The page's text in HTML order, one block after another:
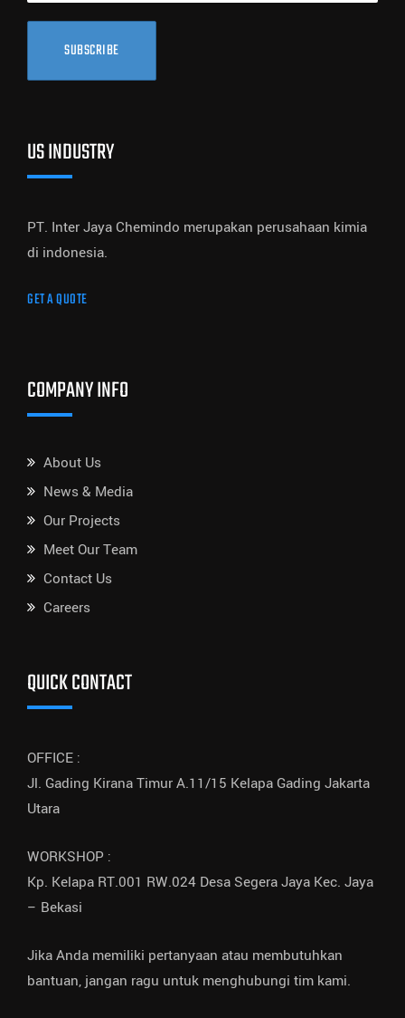
SUBSCRIBE
US INDUSTRY
PT. Inter Jaya Chemindo merupakan perusahaan kimia
di indonesia.
GET A QUOTE
COMPANY INFO
About Us
News & Media
Our Projects
Meet Our Team
Contact Us
Careers
QUICK CONTACT
OFFICE :
Jl. Gading Kirana Timur A.11/15 Kelapa Gading Jakarta
Utara
WORKSHOP :
Kp. Kelapa RT.001 RW.024 Desa Segera Jaya Kec. Jaya
– Bekasi
Jika Anda memiliki pertanyaan atau membutuhkan
bantuan, jangan ragu untuk menghubungi tim kami.